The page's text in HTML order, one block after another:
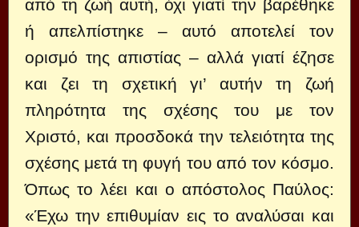
από τη ζωή αυτή, όχι γιατί την βαρέθηκε
ή απελπίστηκε – αυτό αποτελεί τον
ορισμό της απιστίας – αλλά γιατί έζησε
και ζει τη σχετική γι’ αυτήν τη ζωή
πληρότητα της σχέσης του με τον
Χριστό, και προσδοκά την τελειότητα της
σχέσης μετά τη φυγή του από τον κόσμο.
Όπως το λέει και ο απόστολος Παύλος:
«Έχω την επιθυμίαν εις το αναλύσαι και